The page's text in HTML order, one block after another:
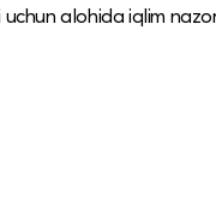
uchun alohida iqlim